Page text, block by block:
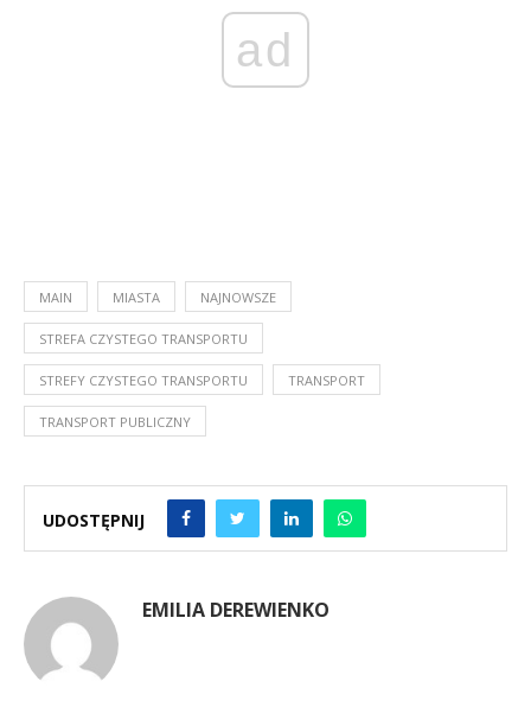
ad
MAIN MIASTA NAJNOWSZE
STREFA CZYSTEGO TRANSPORTU
STREFY CZYSTEGO TRANSPORTU TRANSPORT
TRANSPORT PUBLICZNY
UDOSTĘPNIJ
EMILIA DEREWIENKO